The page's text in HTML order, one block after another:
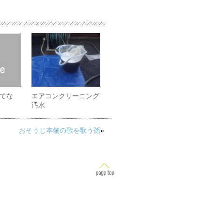
な
エアコンクリーニング
汚水
おそうじ本舗の歌を歌う孫»